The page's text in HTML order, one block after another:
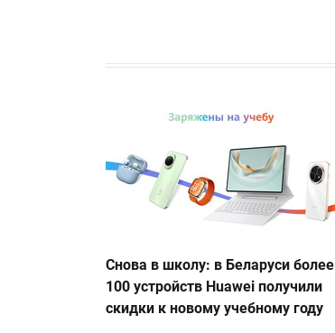
Снова в школу: в Беларуси более
100 устройств Huawei получили
скидки к новому учебному году